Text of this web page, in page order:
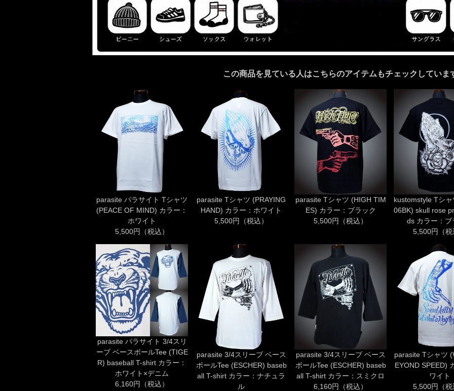
この商品を見ている人はこちらのアイテムもチェックしていま
parasite パラサイト Tシャツ
(PEACE OF MIND) カラー：
ホワイト
5,500円（税込）
parasite Tシャツ (PRAYING
HAND) カラー：ホワイト
5,500円（税込）
parasite Tシャツ (HIGH TIM
ES) カラー：ブラック
5,500円（税込）
kustomstyle Tシ
06BK) skull rose
ds カラー：ブ
5,500円（税
parasite パラサイト 3/4スリ
ーブ ベースボールTee (TIGE
R) baseball T-shirt カラー：
ホワイト×デニム
6,160円（税込）
parasite 3/4スリーブ ベース
ボールTee (ESCHER) baseb
all T-shirt カラー：ナチュラ
ル
parasite 3/4スリーブ ベース
ボールTee (ESCHER) baseb
all T-shirt カラー：スミクロ
6,160円（税込）
parasite Tシャツ
EYOND SPEED)
ワイト
5,500円（税